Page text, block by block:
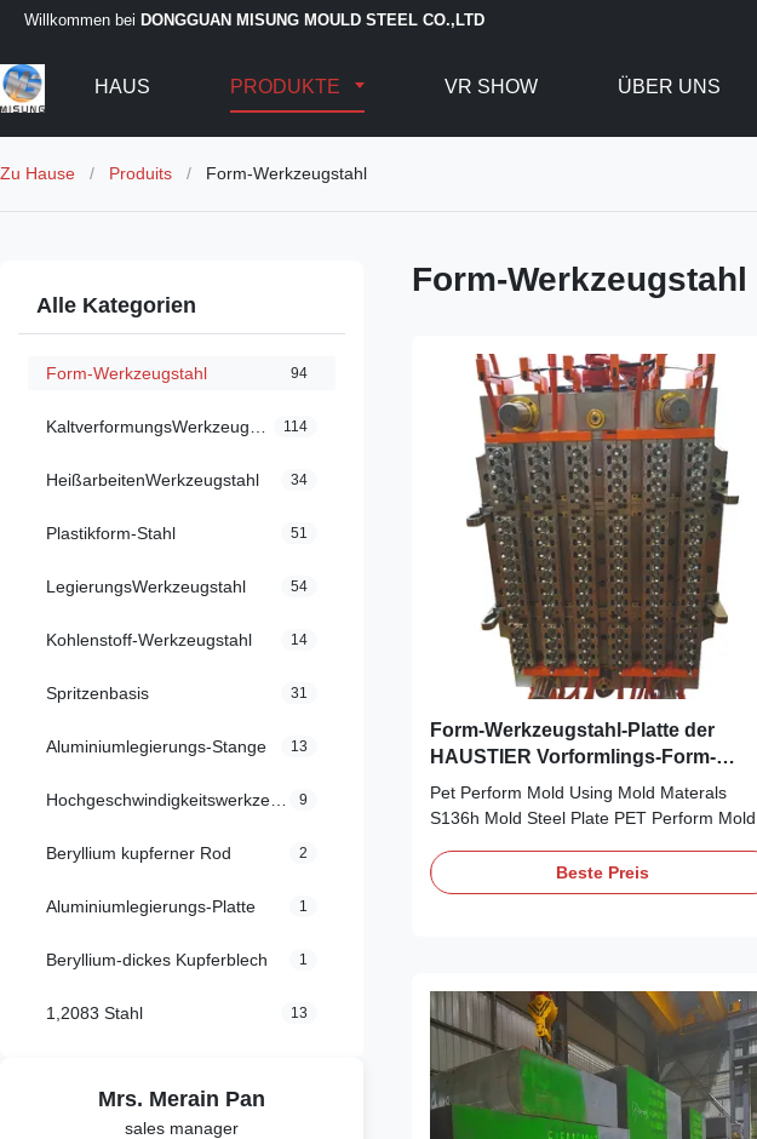
Willkommen bei DONGGUAN MISUNG MOULD STEEL CO.,LTD
HAUS PRODUKTE VR SHOW ÜBER UNS
Zu Hause / Produits / Form-Werkzeugstahl
Alle Kategorien
Form-Werkzeugstahl 94
114
HeißarbeitenWerkzeugstahl 34
Plastikform-Stahl 51
LegierungsWerkzeugstahl 54
Kohlenstoff-Werkzeugstahl 14
Spritzenbasis 31
Aluminiumlegierungs-Stange 13
9
Beryllium kupferner Rod 2
Aluminiumlegierungs-Platte 1
Beryllium-dickes Kupferblech 1
1,2083 Stahl 13
Mrs. Merain Pan
sales manager
Form-Werkzeugstahl
Form-Werkzeugstahl-Platte der
HAUSTIER Vorformlings-Form-
Material-S136h
Pet Perform Mold Using Mold Materals
S136h Mold Steel Plate PET Perform Mold
professional suppliers of S136 Mold Steel,
We supply S136 Steel Round bar, Flat bar,
Beste Preis